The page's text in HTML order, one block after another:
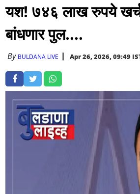
यश! ७४६ लाख रुपये
बांधणार पुल....
By BULDANA LIVE Apr 26, 2026, 09:49